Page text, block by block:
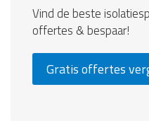
Vind de beste
offertes & bespaar!
Gratis offertes